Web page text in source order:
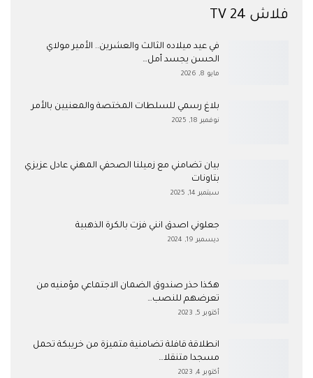
فلاش 24 TV
في عيد ميلاده الثالث والعشرين.. الأمير مولاي
الحسن يجسد أمل…
مايو 8, 2026
بلاغ رسمي للسلطات المختصة والمعنيين بالأمر
نوفمبر 18, 2025
بيان تضامني مع زميلنا الصحفي المهني عادل عزيزي
بتاونات
سبتمبر 14, 2025
جعلوني اصدق انني فزت بالكرة الذهبية
ديسمبر 19, 2024
هكذا حذر صندوق الضمان الاجتماعي مؤمنيه من
تعرضهم للنصب…
أكتوبر 5, 2023
انطلاقة قافلة تضامنية متميزة من خريبكة تحمل
مسجدا متنقلا…
أكتوبر 4, 2023